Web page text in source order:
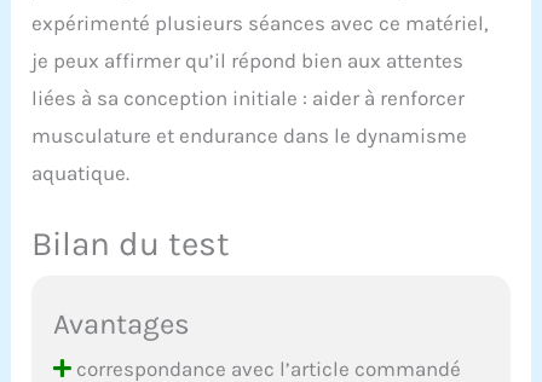
expérimenté plusieurs séances avec ce matériel,
je peux affirmer qu’il répond bien aux attentes
liées à sa conception initiale : aider à renforcer
musculature et endurance dans le dynamisme
aquatique.
Bilan du test
Avantages
correspondance avec l’article commandé